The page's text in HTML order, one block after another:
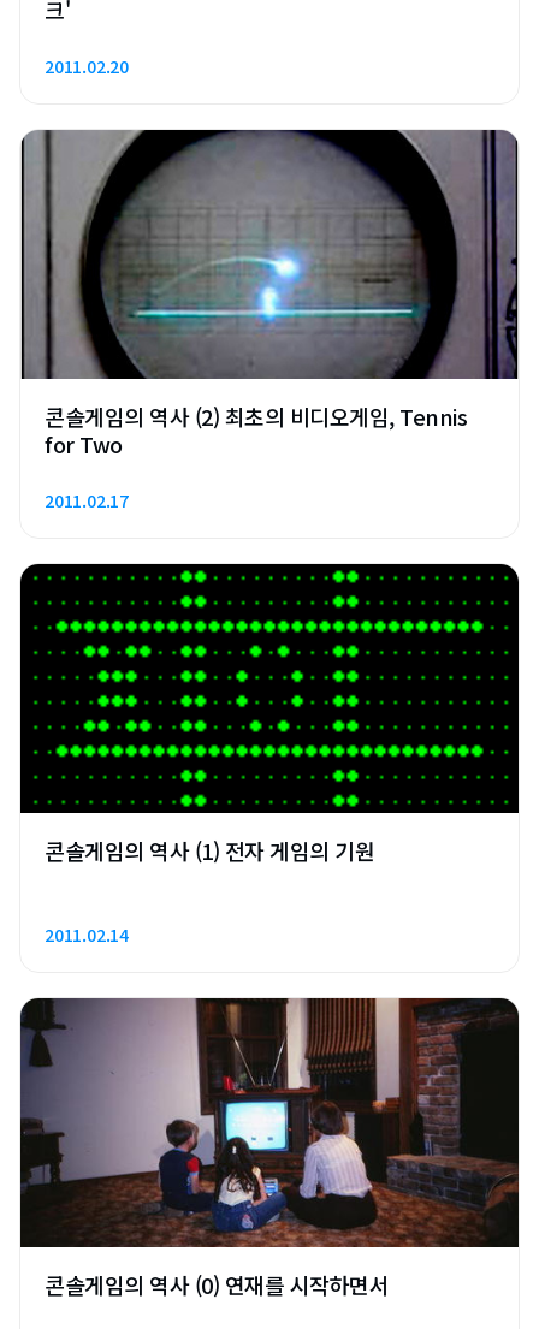
크'
2011.02.20
콘솔게임의 역사 (2) 최초의 비디오게임, Tennis
for Two
2011.02.17
콘솔게임의 역사 (1) 전자 게임의 기원
2011.02.14
콘솔게임의 역사 (0) 연재를 시작하면서